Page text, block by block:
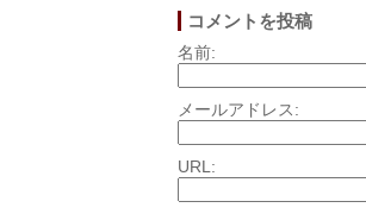
コメントを投稿
名前:
メールアドレス:
URL: